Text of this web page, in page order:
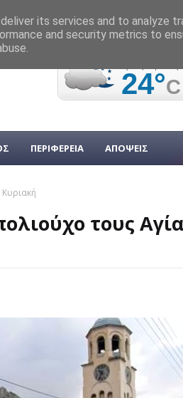
ΠΕΡΙΦΕΡΕΙΑ ΑΠΟΨΕΙΣ
τους
its services and to analyze
and security metrics to